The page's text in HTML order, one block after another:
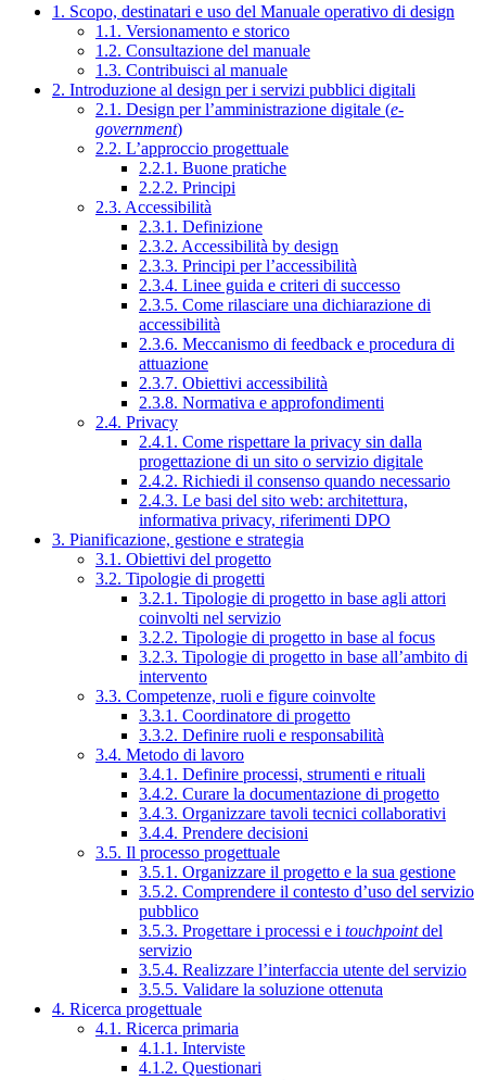
1. Scopo, destinatari e uso del Manuale operativo di design
1.1. Versionamento e storico
1.2. Consultazione del manuale
1.3. Contribuisci al manuale
2. Introduzione al design per i servizi pubblici digitali
2.1. Design per l’amministrazione digitale (e-
government)
2.2. L’approccio progettuale
2.2.1. Buone pratiche
2.2.2. Principi
2.3. Accessibilità
2.3.1. Definizione
2.3.2. Accessibilità by design
2.3.3. Principi per l’accessibilità
2.3.4. Linee guida e criteri di successo
2.3.5. Come rilasciare una dichiarazione di
accessibilità
2.3.6. Meccanismo di feedback e procedura di
attuazione
2.3.7. Obiettivi accessibilità
2.3.8. Normativa e approfondimenti
2.4. Privacy
2.4.1. Come rispettare la privacy sin dalla
progettazione di un sito o servizio digitale
2.4.2. Richiedi il consenso quando necessario
2.4.3. Le basi del sito web: architettura,
informativa privacy, riferimenti DPO
3. Pianificazione, gestione e strategia
3.1. Obiettivi del progetto
3.2. Tipologie di progetti
3.2.1. Tipologie di progetto in base agli attori
coinvolti nel servizio
3.2.2. Tipologie di progetto in base al focus
3.2.3. Tipologie di progetto in base all’ambito di
intervento
3.3. Competenze, ruoli e figure coinvolte
3.3.1. Coordinatore di progetto
3.3.2. Definire ruoli e responsabilità
3.4. Metodo di lavoro
3.4.1. Definire processi, strumenti e rituali
3.4.2. Curare la documentazione di progetto
3.4.3. Organizzare tavoli tecnici collaborativi
3.4.4. Prendere decisioni
3.5. Il processo progettuale
3.5.1. Organizzare il progetto e la sua gestione
3.5.2. Comprendere il contesto d’uso del servizio
pubblico
3.5.3. Progettare i processi e i touchpointdel
servizio
3.5.4. Realizzare l’interfaccia utente del servizio
3.5.5. Validare la soluzione ottenuta
4. Ricerca progettuale
4.1. Ricerca primaria
4.1.1. Interviste
4.1.2. Questionari